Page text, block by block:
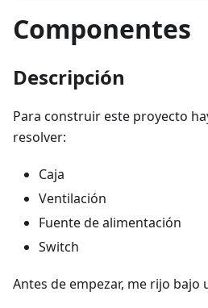
Componentes
Descripción
Para construir este proyecto
resolver:
Caja
Ventilación
Fuente de alimentación
Switch
Antes de empezar, me rijo bajo